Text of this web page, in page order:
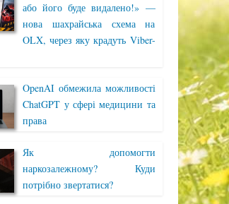
або його буде видалено!» —
нова шахрайська схема на
OLX, через яку крадуть Viber-
OpenAI обмежила можливості
ChatGPT у сфері медицини та
права
Як допомогти
наркозалежному? Куди
потрібно звертатися?